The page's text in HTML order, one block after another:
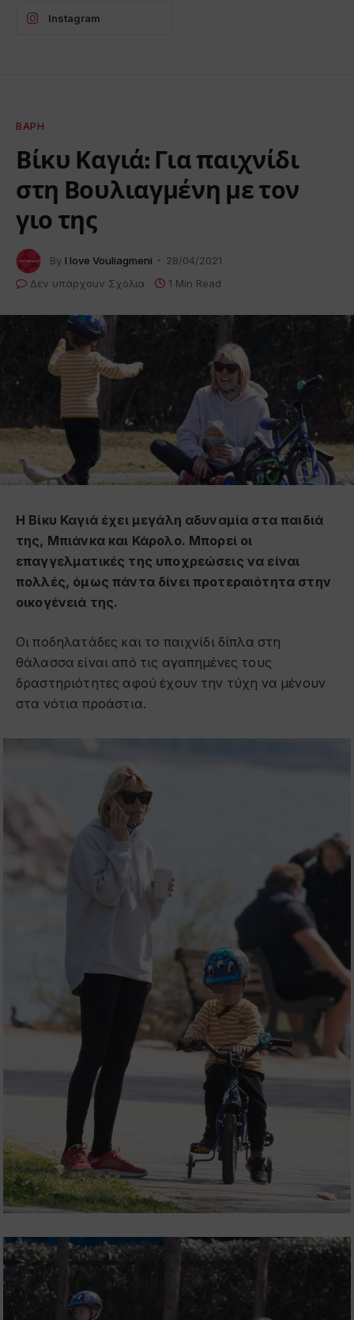
Instagram
ΒΆΡΗ
Βίκυ Καγιά: Για παιχνίδι
στη Βουλιαγμένη με τον
γιο της
By I love Vouliagmeni
28/04/2021
Δεν υπάρχουν Σχόλια
1 Min Read
Η Βίκυ Καγιά έχει μεγάλη αδυναμία στα παιδιά
της, Μπιάνκα και Κάρολο. Μπορεί οι
επαγγελματικές της υποχρεώσεις να είναι
πολλές, όμως πάντα δίνει προτεραιότητα στην
οικογένειά της.
Οι ποδηλατάδες και το παιχνίδι δίπλα στη
θάλασσα είναι από τις αγαπημένες τους
δραστηριότητες αφού έχουν την τύχη να μένουν
στα νότια προάστια.